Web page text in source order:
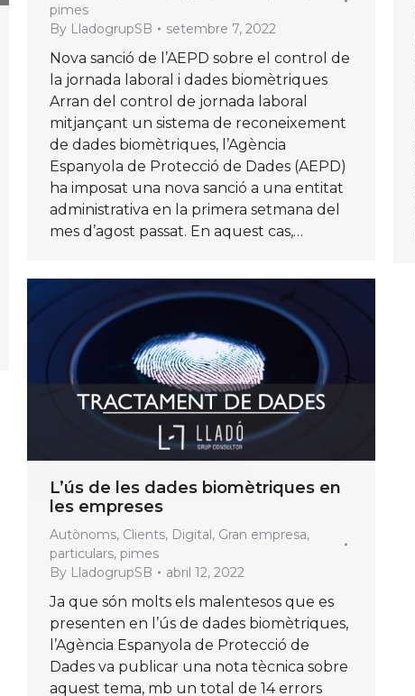
pimes
By LladogrupSB setembre 7, 2022
Nova sanció de l’AEPD sobre el control de
la jornada laboral i dades biomètriques
Arran del control de jornada laboral
mitjançant un sistema de reconeixement
de dades biomètriques, l’Agència
Espanyola de Protecció de Dades (AEPD)
ha imposat una nova sanció a una entitat
administrativa en la primera setmana del
mes d’agost passat. En aquest cas,…
L’ús de les dades biomètriques en
les empreses
Autònoms, Clients, Digital, Gran empresa,
particulars, pimes
By LladogrupSB abril 12, 2022
Ja que són molts els malentesos que es
presenten en l’ús de dades biomètriques,
l’Agència Espanyola de Protecció de
Dades va publicar una nota tècnica sobre
aquest tema, mb un total de 14 errors